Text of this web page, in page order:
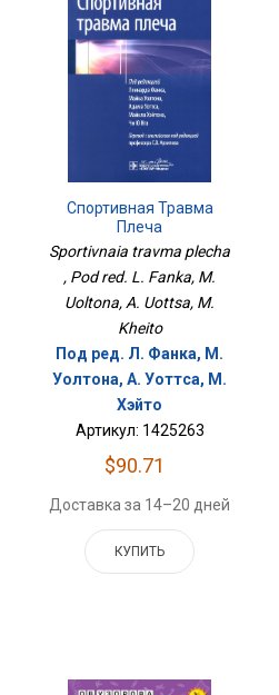
Спортивная Травма
Плеча
Sportivnaia travma plecha
, Pod red. L. Fanka, M.
Uoltona, A. Uottsa, M.
Kheito
Под ред. Л. Фанка, М.
Уолтона, А. Уоттса, М.
Хэйто
Артикул: 1425263
$90.71
Доставка за 14–20 дней
КУПИТЬ